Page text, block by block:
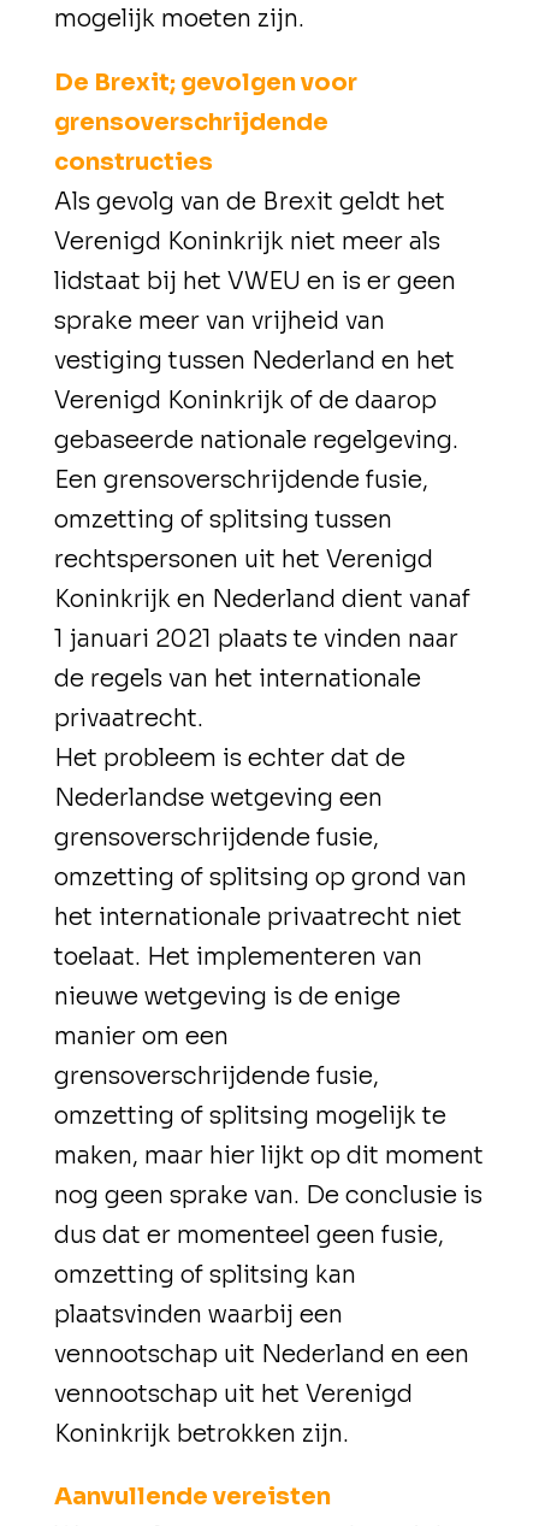
mogelijk moeten zijn.
De Brexit; gevolgen voor
grensoverschrijdende
constructies
Als gevolg van de Brexit geldt het
Verenigd Koninkrijk niet meer als
lidstaat bij het VWEU en is er geen
sprake meer van vrijheid van
vestiging tussen Nederland en het
Verenigd Koninkrijk of de daarop
gebaseerde nationale regelgeving.
Een grensoverschrijdende fusie,
omzetting of splitsing tussen
rechtspersonen uit het Verenigd
Koninkrijk en Nederland dient vanaf
1 januari 2021 plaats te vinden naar
de regels van het internationale
privaatrecht.
Het probleem is echter dat de
Nederlandse wetgeving een
grensoverschrijdende fusie,
omzetting of splitsing op grond van
het internationale privaatrecht niet
toelaat. Het implementeren van
nieuwe wetgeving is de enige
manier om een
grensoverschrijdende fusie,
omzetting of splitsing mogelijk te
maken, maar hier lijkt op dit moment
nog geen sprake van. De conclusie is
dus dat er momenteel geen fusie,
omzetting of splitsing kan
plaatsvinden waarbij een
vennootschap uit Nederland en een
vennootschap uit het Verenigd
Koninkrijk betrokken zijn.
Aanvullende vereisten